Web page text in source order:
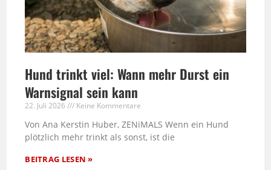
Hund trinkt viel: Wann mehr Durst ein
Warnsignal sein kann
22. Juli 2026 Keine Kommentare
Von Ana Kerstin Huber, ZENiMALS Wenn ein Hund
plötzlich mehr trinkt als sonst, ist die
BEITRAG LESEN »